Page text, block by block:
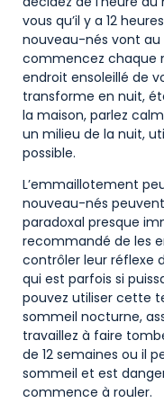
vous qu’il y a 12
nouveau-nés vont au
commencez chaque
endroit ensoleillé de
transforme en nuit,
la maison, parlez
un milieu de la nuit,
possible.
L’emmaillotement
nouveau-nés
paradoxal presque
recommandé de les
contrôler leur réflexe
qui est parfois si
pouvez utiliser cette
sommeil nocturne,
travaillez à faire
de 12 semaines ou il
sommeil et est
commence à rouler.